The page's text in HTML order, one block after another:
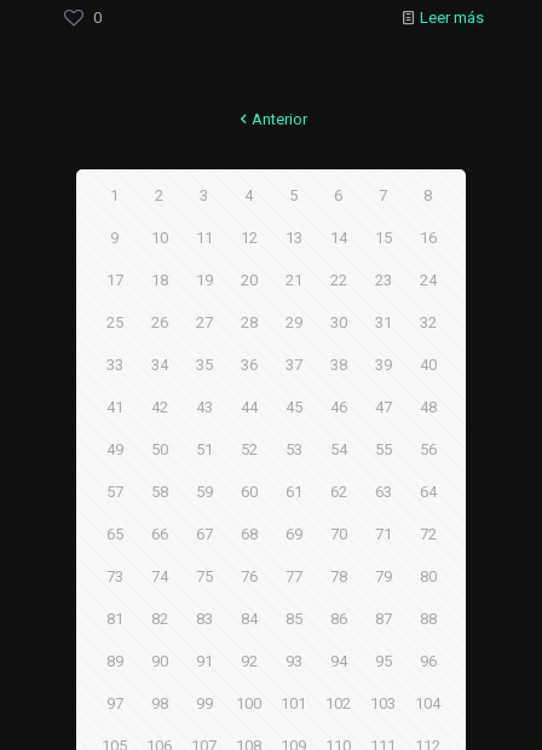
0 Leer más
Anterior
1 2 3 4 5 6 7 8
9 10 11 12 13 14 15 16
17 18 19 20 21 22 23 24
25 26 27 28 29 30 31 32
33 34 35 36 37 38 39 40
41 42 43 44 45 46 47 48
49 50 51 52 53 54 55 56
57 58 59 60 61 62 63 64
65 66 67 68 69 70 71 72
73 74 75 76 77 78 79 80
81 82 83 84 85 86 87 88
89 90 91 92 93 94 95 96
97 98 99 100 101 102 103 104
105 106 107 108 109 110 111 112